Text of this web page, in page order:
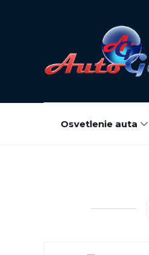
Osvetlenie auta